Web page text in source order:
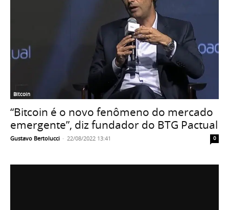
Bitcoin
“Bitcoin é o novo fenômeno do mercado
emergente”, diz fundador do BTG Pactual
Gustavo Bertolucci - 22/08/2022 13:41 0